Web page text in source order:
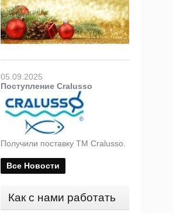
05.09.2025
Поступление Cralusso
Получили поставку ТМ Cralusso.
Все Новости
Как с нами работать